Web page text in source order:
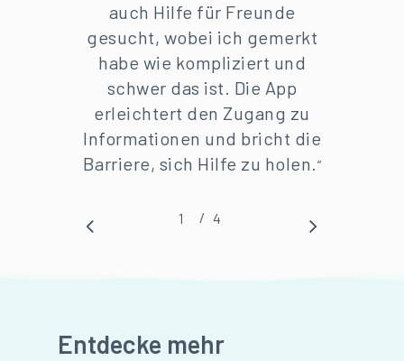
auch Hilfe für Freunde
gesucht, wobei ich gemerkt
habe wie kompliziert und
schwer das ist. Die App
erleichtert den Zugang zu
Informationen und bricht die
Barriere, sich Hilfe zu holen.”
1 2 3
/ 4
Entdecke mehr